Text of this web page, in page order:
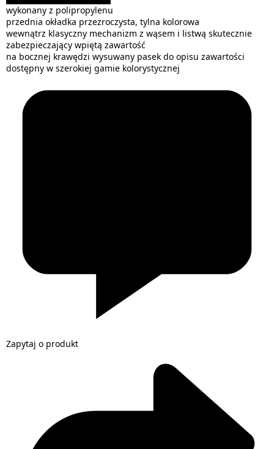
wykonany z polipropylenu
przednia okładka przezroczysta, tylna kolorowa
wewnątrz klasyczny mechanizm z wąsem i listwą skutecznie
zabezpieczający wpiętą zawartość
na bocznej krawędzi wysuwany pasek do opisu zawartości
dostępny w szerokiej gamie kolorystycznej
Zapytaj o produkt